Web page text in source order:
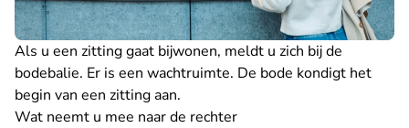
Als u een zitting gaat bijwonen, meldt u zich bij de
bodebalie. Er is een wachtruimte. De bode kondigt het
begin van een zitting aan.
Wat neemt u mee naar de rechter